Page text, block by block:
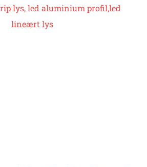
lys, led aluminium profil,led
lineært lys